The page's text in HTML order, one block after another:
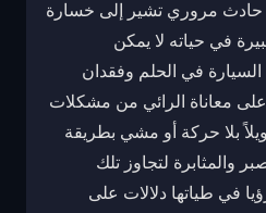
حادث مروري تشير إلى خسارة
في حياته لا يمكن
السيارة في الحلم وفقدان
معاناة الرائي من مشكلات
بلا حركة أو مشي بطريقة
والمثابرة لتجاوز تلك
في طياتها دلالات على